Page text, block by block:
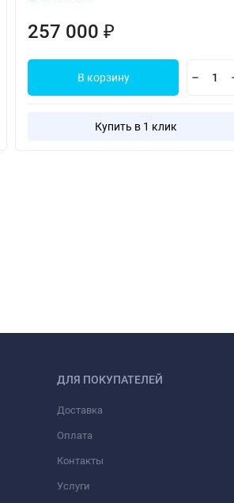
257 000₽
В корзину
Купить в 1 клик
ДЛЯ ПОКУПАТЕЛЕЙ
Доставка
Оплата
Контакты
Услуги